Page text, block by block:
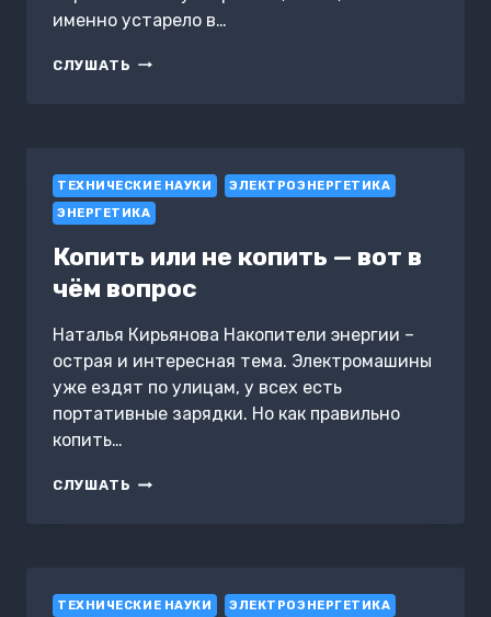
именно устарело в…
СЛУШАТЬ ФУНДАМЕНТАЛЬНЫЕ
ТЕХНИЧЕСКИЕ НАУКИ
ЭЛЕКТРОЭНЕРГЕТИКА
ЭНЕРГЕТИКА
Копить или не копить — вот в
чём вопрос
Наталья Кирьянова Накопители энергии –
острая и интересная тема. Электромашины
уже ездят по улицам, у всех есть
портативные зарядки. Но как правильно
копить…
СЛУШАТЬ КОПИТЬ
В
ТЕХНИЧЕСКИЕ НАУКИ
ЭЛЕКТРОЭНЕРГЕТИКА